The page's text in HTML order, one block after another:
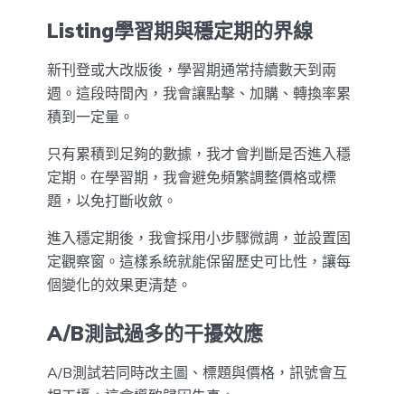
Listing學習期與穩定期的界線
新刊登或大改版後，學習期通常持續數天到兩
週。這段時間內，我會讓點擊、加購、轉換率累
積到一定量。
只有累積到足夠的數據，我才會判斷是否進入穩
定期。在學習期，我會避免頻繁調整價格或標
題，以免打斷收斂。
進入穩定期後，我會採用小步驟微調，並設置固
定觀察窗。這樣系統就能保留歷史可比性，讓每
個變化的效果更清楚。
A/B測試過多的干擾效應
A/B測試若同時改主圖、標題與價格，訊號會互